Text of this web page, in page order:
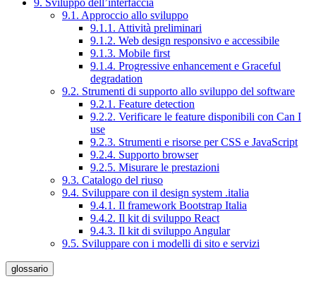
9. Sviluppo dell’interfaccia
9.1. Approccio allo sviluppo
9.1.1. Attività preliminari
9.1.2. Web design responsivo e accessibile
9.1.3. Mobile first
9.1.4. Progressive enhancement e Graceful
degradation
9.2. Strumenti di supporto allo sviluppo del software
9.2.1. Feature detection
9.2.2. Verificare le feature disponibili con Can I
use
9.2.3. Strumenti e risorse per CSS e JavaScript
9.2.4. Supporto browser
9.2.5. Misurare le prestazioni
9.3. Catalogo del riuso
9.4. Sviluppare con il design system .italia
9.4.1. Il framework Bootstrap Italia
9.4.2. Il kit di sviluppo React
9.4.3. Il kit di sviluppo Angular
9.5. Sviluppare con i modelli di sito e servizi
glossario